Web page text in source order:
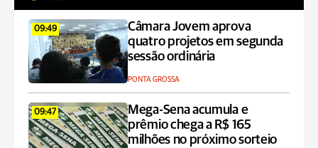
09:49
Câmara Jovem aprova
quatro projetos em segunda
sessão ordinária
PONTA GROSSA
09:47
Mega-Sena acumula e
prêmio chega a R$ 165
milhões no próximo sorteio